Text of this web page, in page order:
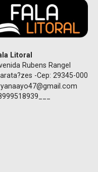
Litoral
Rubens Rangel
-Cep: 29345-000